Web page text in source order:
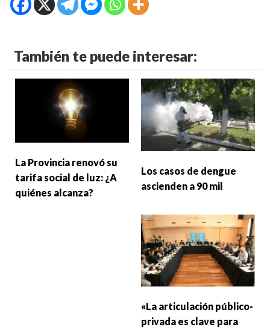
También te puede interesar:
La Provincia renovó su
tarifa social de luz: ¿A
quiénes alcanza?
Los casos de dengue
ascienden a 90 mil
«La articulación público-
privada es clave para